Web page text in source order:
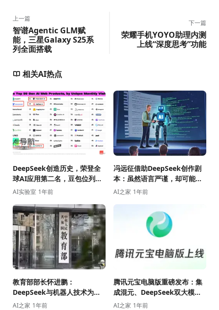
上一篇
智谱Agentic GLM赋
能，三星Galaxy S25系
列全面搭载
下一篇
荣耀手机YOYO助理内测
上线“深度思考”功能
相关AI热点
DeepSeek创造历史，荣登全
球AI应用第二名，豆包位列第
十！
AI实验室 1年前
冯远征借助DeepSeek创作剧
本：虽然语言严谨，却可能缺
乏人性的温度
AI之家 1年前
教育部部长怀进鹏：
DeepSeek与机器人技术为教
育带来重大机遇
AI之家 1年前
腾讯元宝电脑版重磅发布：集
成混元、DeepSeek双大模
型，AI搜索、总结、写作一应
AI之家 1年前